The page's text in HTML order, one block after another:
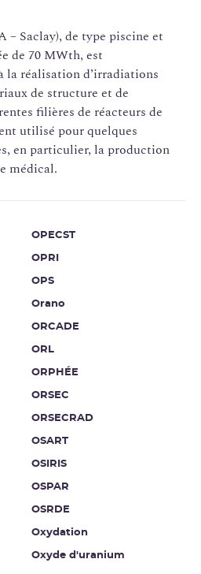
– Saclay), de type piscine et
de 70 MWth, est
la réalisation d’irradiations
de structure et de
filières de réacteurs de
utilisé pour quelques
en particulier, la production
médical.
OPECST
OPRI
OPS
Orano
ORCADE
ORL
ORPHÉE
ORSEC
ORSECRAD
OSART
OSIRIS
OSPAR
OSRDE
Oxydation
Oxyde d'uranium